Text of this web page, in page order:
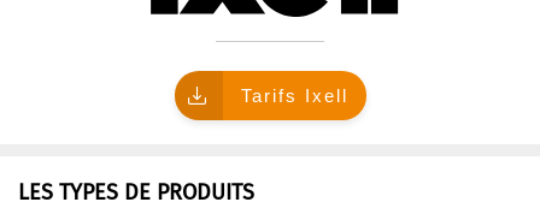
Tarifs Ixell
LES TYPES DE PRODUITS